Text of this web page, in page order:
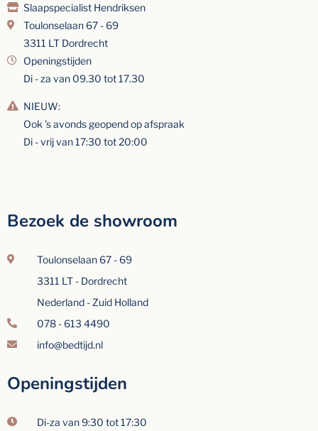
Slaapspecialist Hendriksen
Toulonselaan 67 - 69
3311 LT Dordrecht
Openingstijden
Di - za van 09.30 tot 17.30
NIEUW:
Ook 's avonds geopend op afspraak
Di - vrij van 17:30 tot 20:00
Bezoek de showroom
Toulonselaan 67 - 69
3311 LT - Dordrecht
Nederland - Zuid Holland
078 - 613 4490
info@bedtijd.nl
Openingstijden
Di-za van 9:30 tot 17:30